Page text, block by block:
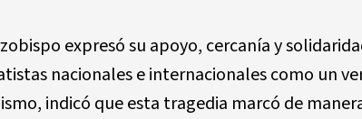
expresó su apoyo, cercanía y
nacionales e internacionales como un
indicó que esta tragedia marcó de